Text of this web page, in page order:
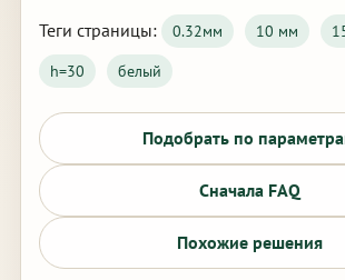
Теги страницы: 0.32мм 10 мм
h=30
белый
Подобрать по
Сначала FAQ
Похожие решения